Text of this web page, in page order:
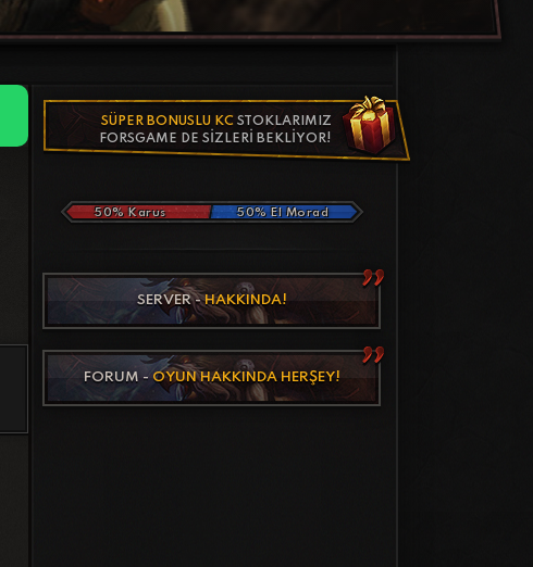
SÜPER BONUSLU KC STOKLARIMIZ
FORSGAME DE SIZLERI BEKLIYOR!
50% Karus 50% El Morad
SERVER -HAKKINDA!
FORUM -OYUN HAKKINDA HERŞEY!